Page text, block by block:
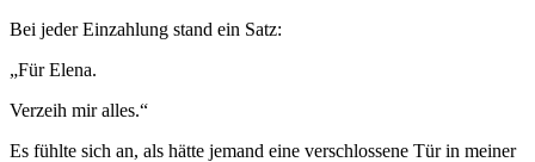
Bei jeder Einzahlung stand ein Satz:
„Für Elena.
Verzeih mir alles.“
Es fühlte sich an, als hätte jemand eine verschlossene Tür in meiner